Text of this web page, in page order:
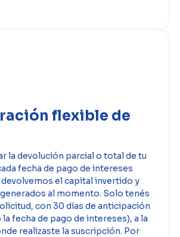
flexible de
la devolución parcial o total de tu
fecha de pago de intereses
el capital invertido y
al momento. Solo tenés
con 30 días de anticipación
fecha de pago de intereses), a la
realizaste la suscripción. Por